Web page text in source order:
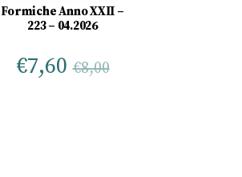
Formiche Anno XXII –
223 – 04.2026
€7,60 €8,00